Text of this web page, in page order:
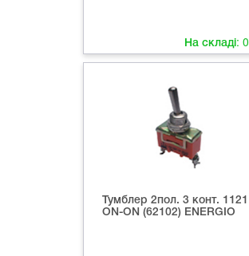
На складі: 0
Тумблер 2пол. 3 конт. 1121
ON-ON (62102) ENERGIO